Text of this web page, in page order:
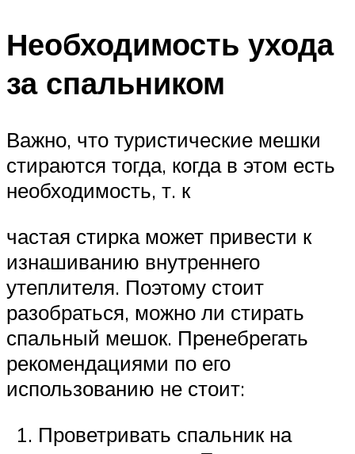
Необходимость ухода
за спальником
Важно, что туристические мешки
стираются тогда, когда в этом есть
необходимость, т. к
частая стирка может привести к
изнашиванию внутреннего
утеплителя. Поэтому стоит
разобраться, можно ли стирать
спальный мешок. Пренебрегать
рекомендациями по его
использованию не стоит:
Проветривать спальник на